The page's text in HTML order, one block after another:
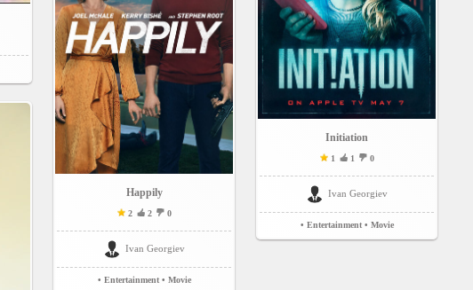
Happily
2 2 0
Ivan Georgiev
• Entertainment • Movie
Initiation
1 1 0
Ivan Georgiev
• Entertainment • Movie